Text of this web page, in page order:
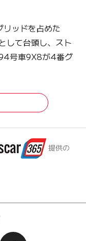
ッドを占めた
して台頭し、スト
号車9X8が4番グ
提供の